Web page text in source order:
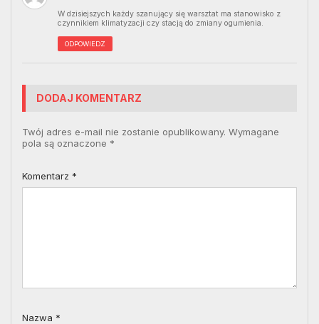
W dzisiejszych każdy szanujący się warsztat ma stanowisko z
czynnikiem klimatyzacji czy stacją do zmiany ogumienia.
ODPOWIEDZ
DODAJ KOMENTARZ
Twój adres e-mail nie zostanie opublikowany. Wymagane
pola są oznaczone *
Komentarz *
Nazwa *